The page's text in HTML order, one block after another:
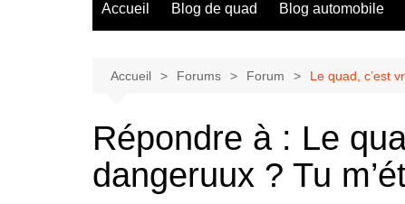
Accueil Blog de quad Blog automobile
Accueil Forums Forum Le quad, c’est
Répondre à : Le
dangeruux ? Tu